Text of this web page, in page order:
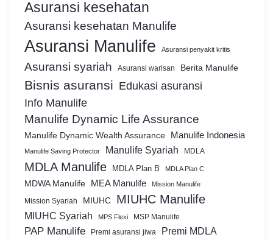
Asuransi kesehatan
Asuransi kesehatan Manulife
Asuransi Manulife Asuransi penyakit kritis
Asuransi syariah Asuransi warisan Berita Manulife
Bisnis asuransi Edukasi asuransi
Info Manulife
Manulife Dynamic Life Assurance
Manulife Dynamic Wealth Assurance Manulife Indonesia
Manulife Saving Protector Manulife Syariah MDLA
MDLA Manulife MDLA Plan B MDLA Plan C
MDWA Manulife MEA Manulife Mission Manulife
Mission Syariah MIUHC MIUHC Manulife
MIUHC Syariah MPS Flexi MSP Manulife
PAP Manulife Premi asuransi jiwa Premi MDLA